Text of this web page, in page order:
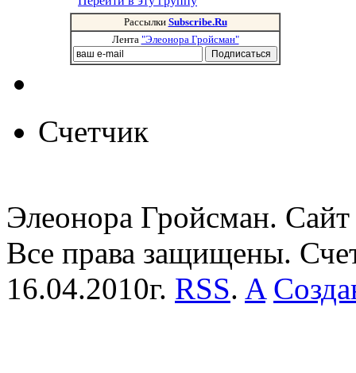
Рассылки Subscribe.Ru
Лента "Элеонора Гройсман"
Счетчик
Элеонора Гройсман.
Все права защищены.
16.04.2010г. RSS. A